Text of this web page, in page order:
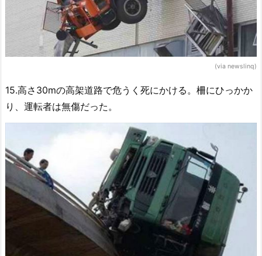
(via newslinq)
15.高さ30mの高架道路で危うく死にかける。柵にひっかか
り、運転者は無傷だった。